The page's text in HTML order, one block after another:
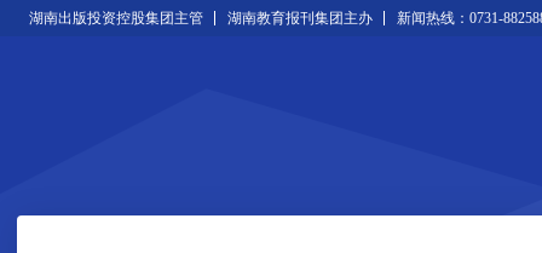
湖南出版投资控股集团主管 湖南教育报刊集团主办 新闻热线：0731-